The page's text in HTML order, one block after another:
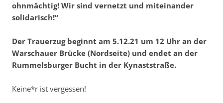
ohnmächtig! Wir sind vernetzt und miteinander
solidarisch!“
Der Trauerzug beginnt am 5.12.21 um 12 Uhr an der
Warschauer Brücke (Nordseite) und endet an der
Rummelsburger Bucht in der Kynaststraße.
Keine*r ist vergessen!